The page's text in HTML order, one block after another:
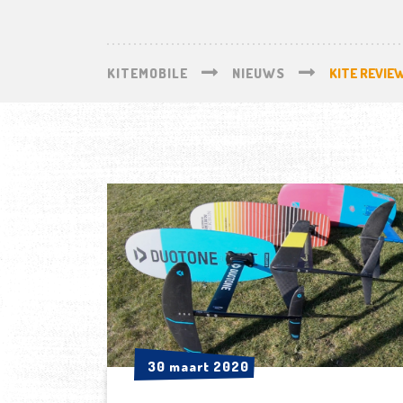
KITEMOBILE NIEUWS KITE
30 maart 2020
30 maart 2020